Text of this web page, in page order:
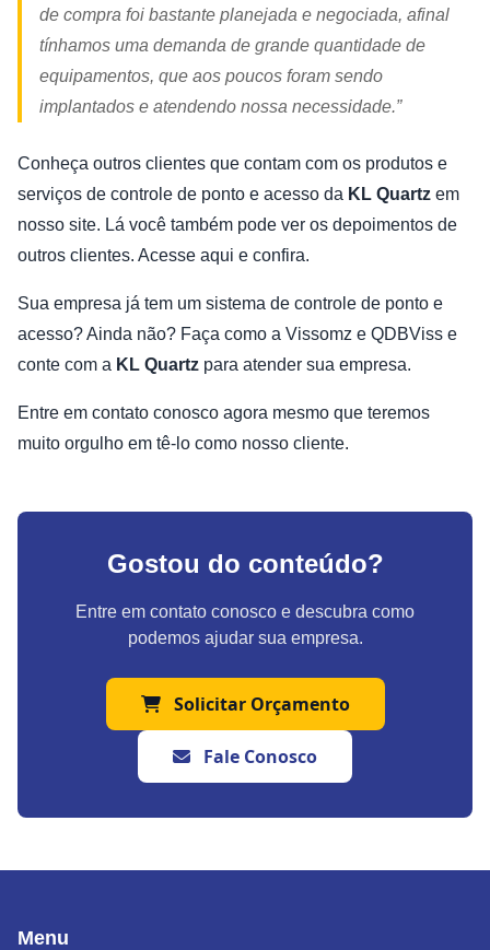
de compra foi bastante planejada e negociada, afinal
tínhamos uma demanda de grande quantidade de
equipamentos, que aos poucos foram sendo
implantados e atendendo nossa necessidade.”
Conheça outros clientes que contam com os produtos e
serviços de controle de ponto e acesso da KL Quartz em
nosso site. Lá você também pode ver os depoimentos de
outros clientes. Acesse aqui e confira.
Sua empresa já tem um sistema de controle de ponto e
acesso? Ainda não? Faça como a Vissomz e QDBViss e
conte com a KL Quartz para atender sua empresa.
Entre em contato conosco agora mesmo que teremos
muito orgulho em tê-lo como nosso cliente.
Gostou do conteúdo?
Entre em contato conosco e descubra como
podemos ajudar sua empresa.
Solicitar Orçamento
Fale Conosco
Menu